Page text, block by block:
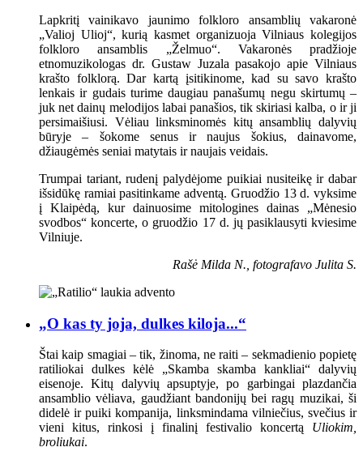
Lapkritį vainikavo jaunimo folkloro ansamblių vakaronė
„Valioj Ulioj“, kurią kasmet organizuoja Vilniaus kolegijos
folkloro ansamblis „Želmuo“. Vakaronės pradžioje
etnomuzikologas dr. Gustaw Juzala pasakojo apie Vilniaus
krašto folklorą. Dar kartą įsitikinome, kad su savo krašto
lenkais ir gudais turime daugiau panašumų negu skirtumų –
juk net dainų melodijos labai panašios, tik skiriasi kalba, o ir ji
persimaišiusi. Vėliau linksminomės kitų ansamblių dalyvių
būryje – šokome senus ir naujus šokius, dainavome,
džiaugėmės seniai matytais ir naujais veidais.
Trumpai tariant, rudenį palydėjome puikiai nusiteikę ir dabar
išsidūkę ramiai pasitinkame adventą. Gruodžio 13 d. vyksime
į Klaipėdą, kur dainuosime mitologines dainas „Mėnesio
svodbos“ koncerte, o gruodžio 17 d. jų pasiklausyti kviesime
Vilniuje.
Rašė Milda N., fotografavo Julita S.
„O kas ty joja, dulkes kiloja...“
Štai kaip smagiai – tik, žinoma, ne raiti – sekmadienio popietę
ratiliokai dulkes kėlė „Skamba skamba kankliai“ dalyvių
eisenoje. Kitų dalyvių apsuptyje, po garbingai plazdančia
ansamblio vėliava, gaudžiant bandonijų bei ragų muzikai, ši
didelė ir puiki kompanija, linksmindama vilniečius, svečius ir
vieni kitus, rinkosi į finalinį festivalio koncertą Uliokim,
broliukai.